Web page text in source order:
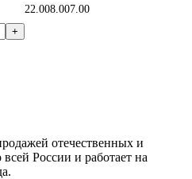
22.008.007.00
отечественных и
России и работает на